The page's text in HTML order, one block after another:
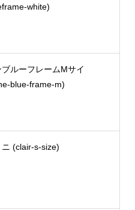
white)
ブルーフレームMサイ
blue-frame-m)
ニ (clair-s-size)